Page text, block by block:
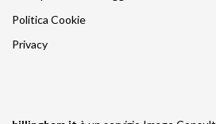
Politica Cookie
Privacy